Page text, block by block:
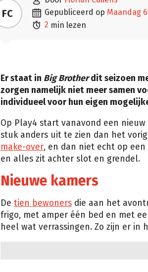
FC  gepubliceerd op maandag
 2 min lezen
Er staat in Big Brotherdit seizoen
zorgen namelijk niet meer samen
individueel voor hun eigen
Op Play4 start vanavond een
stuk anders uit te zien dan het
make-over, en dan niet echt op
en alles zit achter slot en grendel.
Nieuwe kamers
De tien bewoners die aan het
frigo, met amper één bed en met
heel wat verrassingen. Zo zijn er in